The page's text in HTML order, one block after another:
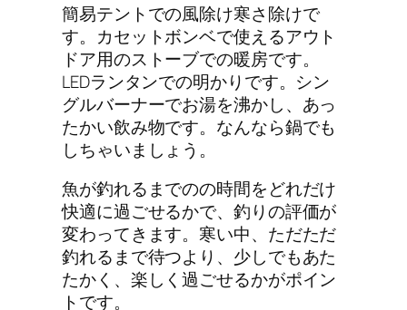
簡易テントでの風除け寒さ除けで
す。カセットボンベで使えるアウト
ドア用のストーブでの暖房です。
LEDランタンでの明かりです。シン
グルバーナーでお湯を沸かし、あっ
たかい飲み物です。なんなら鍋でも
しちゃいましょう。
魚が釣れるまでのの時間をどれだけ
快適に過ごせるかで、釣りの評価が
変わってきます。寒い中、ただただ
釣れるまで待つより、少しでもあた
たかく、楽しく過ごせるかがポイン
トです。